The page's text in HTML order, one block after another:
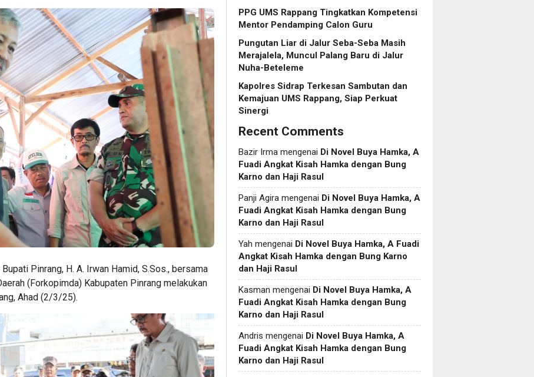
Pinrang, H. A. Irwan Hamid, S.Sos., bersama
(Forkopimda) Kabupaten Pinrang melakukan
Ahad (2/3/25).
PPG UMS Rappang Tingkatkan Kompetensi
Mentor Pendamping Calon Guru
Pungutan Liar di Jalur Seba-Seba Masih
Merajalela, Muncul Palang Baru di Jalur
Nuha-Beteleme
Kapolres Sidrap Terkesan Sambutan dan
Kemajuan UMS Rappang, Siap Perkuat
Sinergi
Recent Comments
Bazir Irma mengenai Di Novel Buya Hamka, A
Fuadi Angkat Kisah Hamka dengan Bung
Karno dan Haji Rasul
Panji Agira mengenai Di Novel Buya Hamka, A
Fuadi Angkat Kisah Hamka dengan Bung
Karno dan Haji Rasul
Yah mengenai Di Novel Buya Hamka, A Fuadi
Angkat Kisah Hamka dengan Bung Karno
dan Haji Rasul
Kasman mengenai Di Novel Buya Hamka, A
Fuadi Angkat Kisah Hamka dengan Bung
Karno dan Haji Rasul
Andris mengenai Di Novel Buya Hamka, A
Fuadi Angkat Kisah Hamka dengan Bung
Karno dan Haji Rasul